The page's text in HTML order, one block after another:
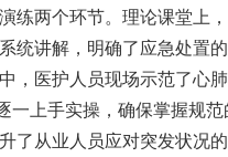
练两个环节。理论课堂上
统讲解，明确了应急处置
，医护人员现场示范了心
一上手实操，确保掌握规
了从业人员应对突发状况